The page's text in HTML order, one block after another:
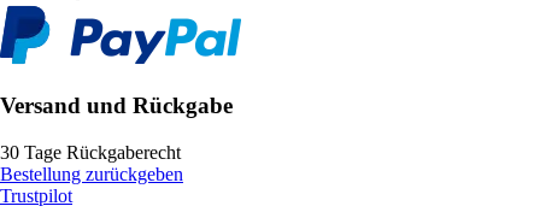
Versand und Rückgabe
30 Tage Rückgaberecht
Bestellung zurückgeben
Trustpilot